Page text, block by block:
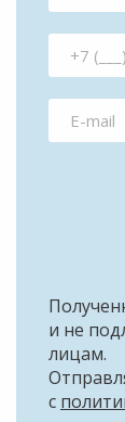
и не
лицам.
с